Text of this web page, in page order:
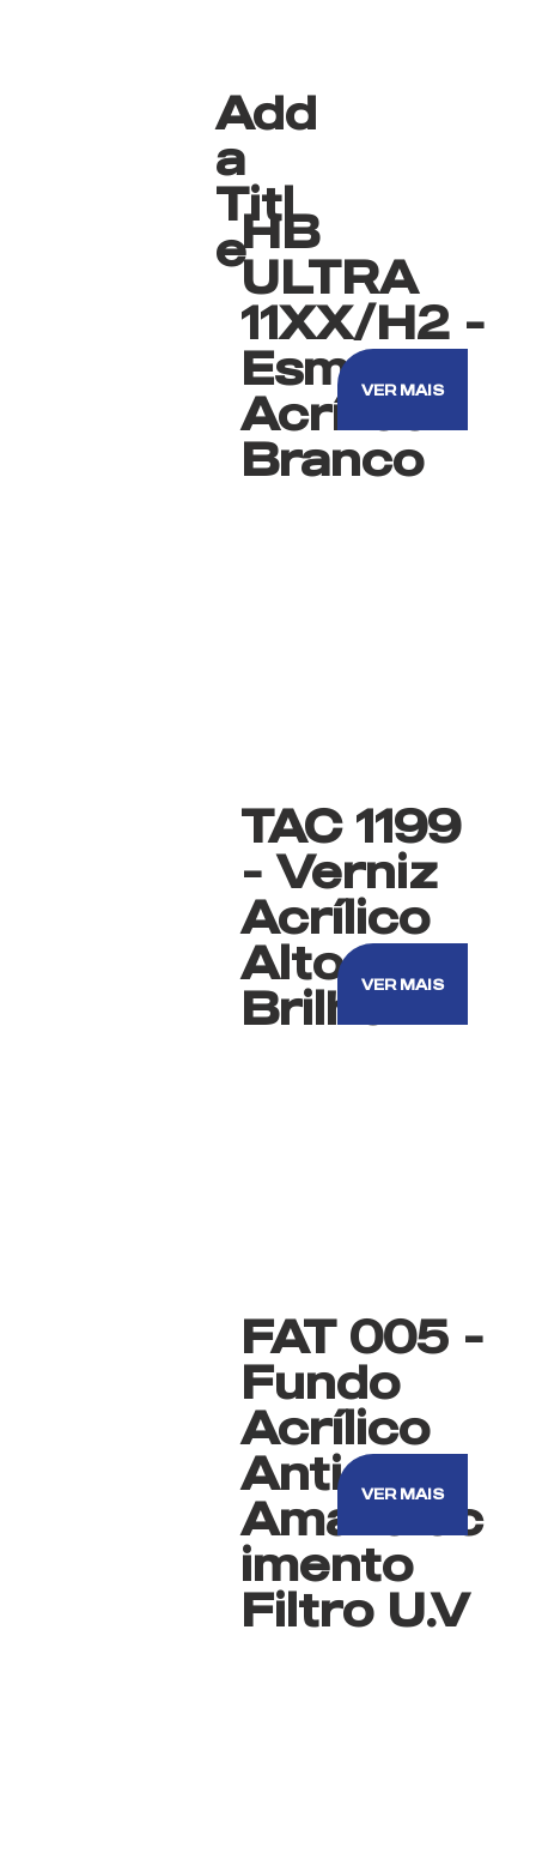
HB
ULTRA
11XX/H2 -
Esmalte
Acrílico
Branco
VER MAIS
TAC 1199
- Verniz
Acrílico
Alto
BrilhoVER MAIS
FAT 005 -
Fundo
Acrílico
Anti-
Amarelec
imento
Filtro U.V
VER MAIS
Add
a
Titl
e